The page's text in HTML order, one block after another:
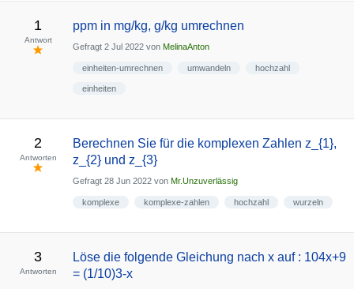
1
Antwort
ppm in mg/kg, g/kg umrechnen
Gefragt 2 Jul 2022 von MelinaAnton
einheiten-umrechnen umwandeln hochzahl
einheiten
2
Antworten
Berechnen Sie für die komplexen Zahlen z_{1},
z_{2} und z_{3}
Gefragt 28 Jun 2022 von Mr.Unzuverlässig
komplexe komplexe-zahlen hochzahl wurzeln
3
Antworten
Löse die folgende Gleichung nach x auf : 104x+9
= (1/10)3-x